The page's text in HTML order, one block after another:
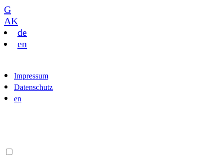
G
AK
de
en
Impressum
Datenschutz
en